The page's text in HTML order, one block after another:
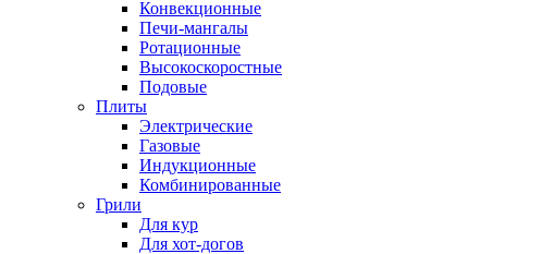
Конвекционные
Печи-мангалы
Ротационные
Высокоскоростные
Подовые
Плиты
Электрические
Газовые
Индукционные
Комбинированные
Грили
Для кур
Для хот-догов